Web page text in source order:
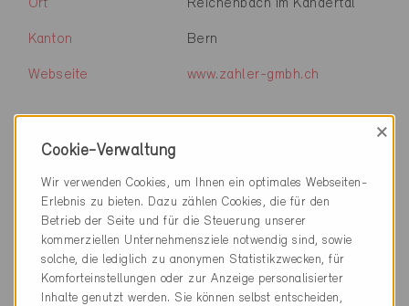
Ort Reichenbach im Kandertal
Kanton Bern
Webseite www.zahler-gmbh.ch
Firma
PLZ 3439
Ort Ranflüh
Kanton Bern
Webseite www.zaugg-architektur.ch
Cookie-Verwaltung
×
Wir verwenden Cookies, um Ihnen ein optimales Webseiten-
Erlebnis zu bieten. Dazu zählen Cookies, die für den
Betrieb der Seite und für die Steuerung unserer
kommerziellen Unternehmensziele notwendig sind, sowie
solche, die lediglich zu anonymen Statistikzwecken, für
Komforteinstellungen oder zur Anzeige personalisierter
Inhalte genutzt werden. Sie können selbst entscheiden,